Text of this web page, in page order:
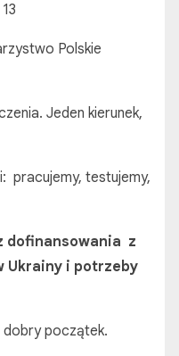
Polskie
Jeden kierunek,
pracujemy, testujemy,
dofinansowania z
Ukrainy i potrzeby
początek.